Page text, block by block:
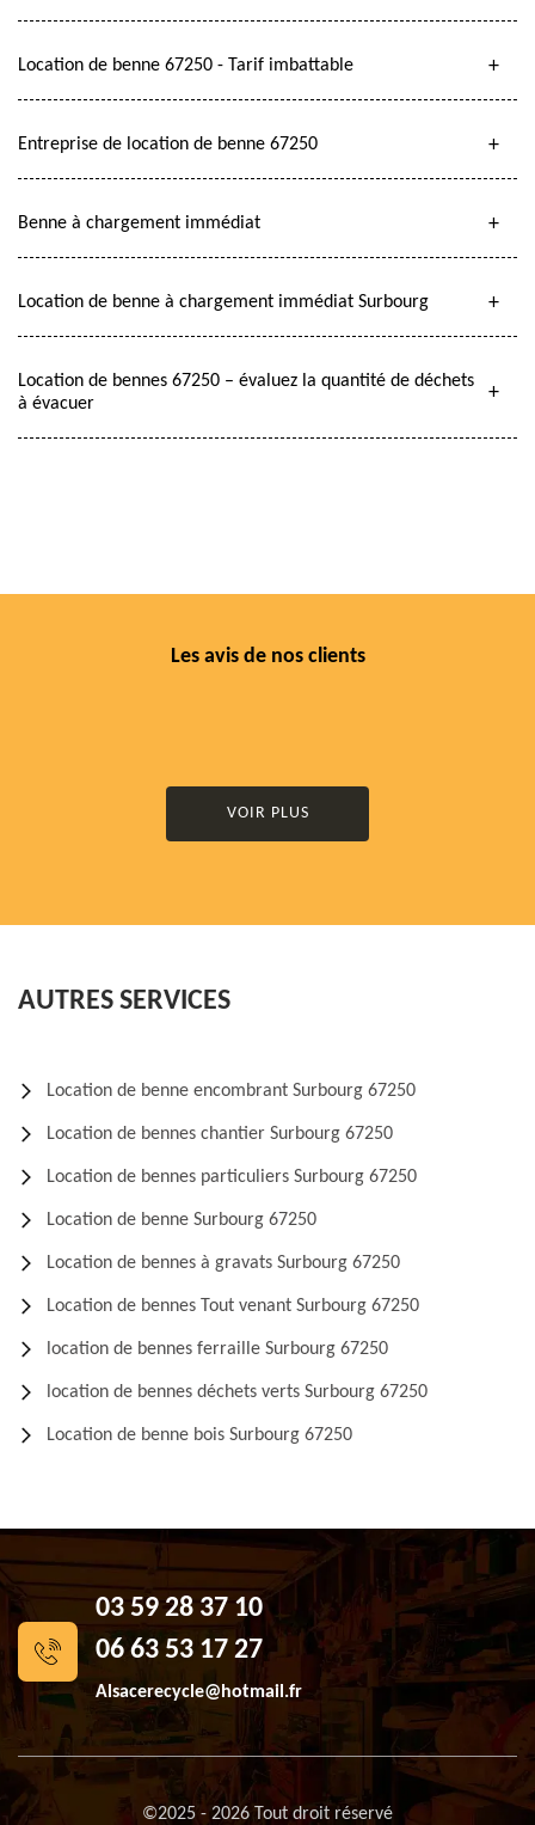
Location de benne 67250 - Tarif imbattable
Entreprise de location de benne 67250
Benne à chargement immédiat
Location de benne à chargement immédiat Surbourg
Location de bennes 67250 – évaluez la quantité de déchets
à évacuer
Les avis de nos clients
VOIR PLUS
AUTRES SERVICES
Location de benne encombrant Surbourg 67250
Location de bennes chantier Surbourg 67250
Location de bennes particuliers Surbourg 67250
Location de benne Surbourg 67250
Location de bennes à gravats Surbourg 67250
Location de bennes Tout venant Surbourg 67250
location de bennes ferraille Surbourg 67250
location de bennes déchets verts Surbourg 67250
Location de benne bois Surbourg 67250
03 59 28 37 10
06 63 53 17 27
Alsacerecycle@hotmail.fr
©2025 - 2026 Tout droit réservé